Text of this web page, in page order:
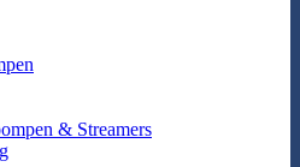
& Streamers